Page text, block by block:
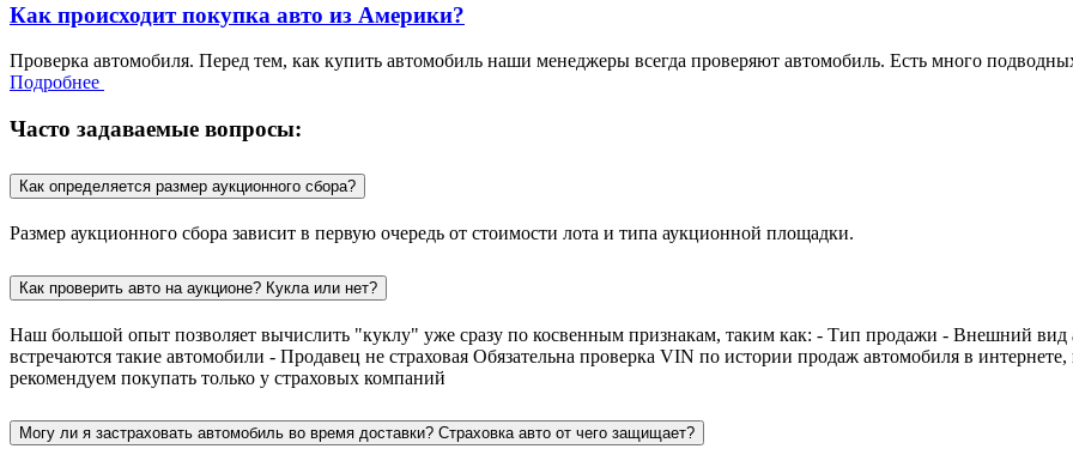
Как происходит покупка авто из Америки?
Проверка автомобиля. Перед тем, как купить автомобиль наши менеджеры всегда проверяют автомобиль. Есть много
Подробнее
Часто задаваемые вопросы:
Как определяется размер аукционного сбора?
Размер аукционного сбора зависит в первую очередь от стоимости лота и типа аукционной площадки.
Как проверить авто на аукционе? Кукла или нет?
Наш большой опыт позволяет вычислить "куклу" уже сразу по косвенным признакам, таким как: - Тип продажи - Внешний
встречаются такие автомобили - Продавец не страховая Обязательна проверка VIN по истории продаж автомобиля в
рекомендуем покупать только у страховых компаний
Могу ли я застраховать автомобиль во время доставки? Страховка авто от чего защищает?